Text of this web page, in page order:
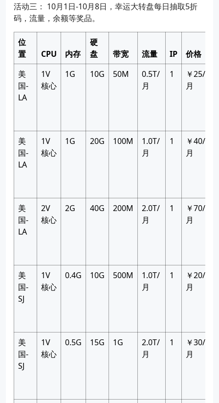
活动三： 10月1日-10月8日，幸运大转盘每日抽取5折
码，流量，余额等奖品。
位
置
CPU 内存
硬
盘
带宽 流量 IP 价格
美
国-
LA
1V
核心
1G 10G 50M
0.5T/
月
1
￥25/
月
美
国-
LA
1V
核心
1G 20G 100M
1.0T/
月
1
￥40/
月
美
国-
LA
2V
核心
2G 40G 200M
2.0T/
月
1
￥70/
月
美
国-
SJ
1V
核心
0.4G 10G 500M
1.0T/
月
1
￥20/
月
美
国-
SJ
1V
核心
0.5G 15G 1G
2.0T/
月
1
￥30/
月